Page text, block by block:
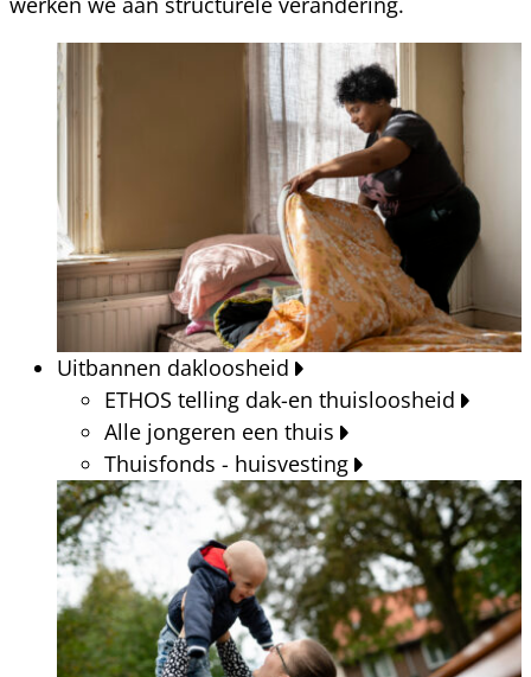
Uitbannen dakloosheid
ETHOS telling dak-en thuisloosheid
Alle jongeren een thuis
Thuisfonds - huisvesting